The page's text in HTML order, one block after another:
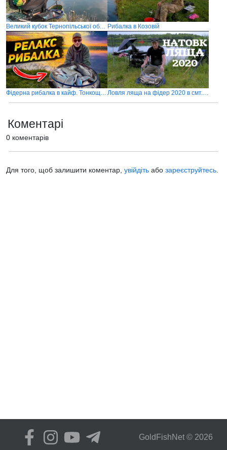
Великий кубок Тернопільської області FISHDREAM Рибалка в Козовій
Фідерна рибалка в кайф. Тонкощі фідерної риболовлі Ловля ляща на фідер 2020 в смт. Козова
Коментарі
0 коментарів
Для того, щоб залишити коментар, увійдіть або зареєструйтесь
GoldFіshNet © 2026